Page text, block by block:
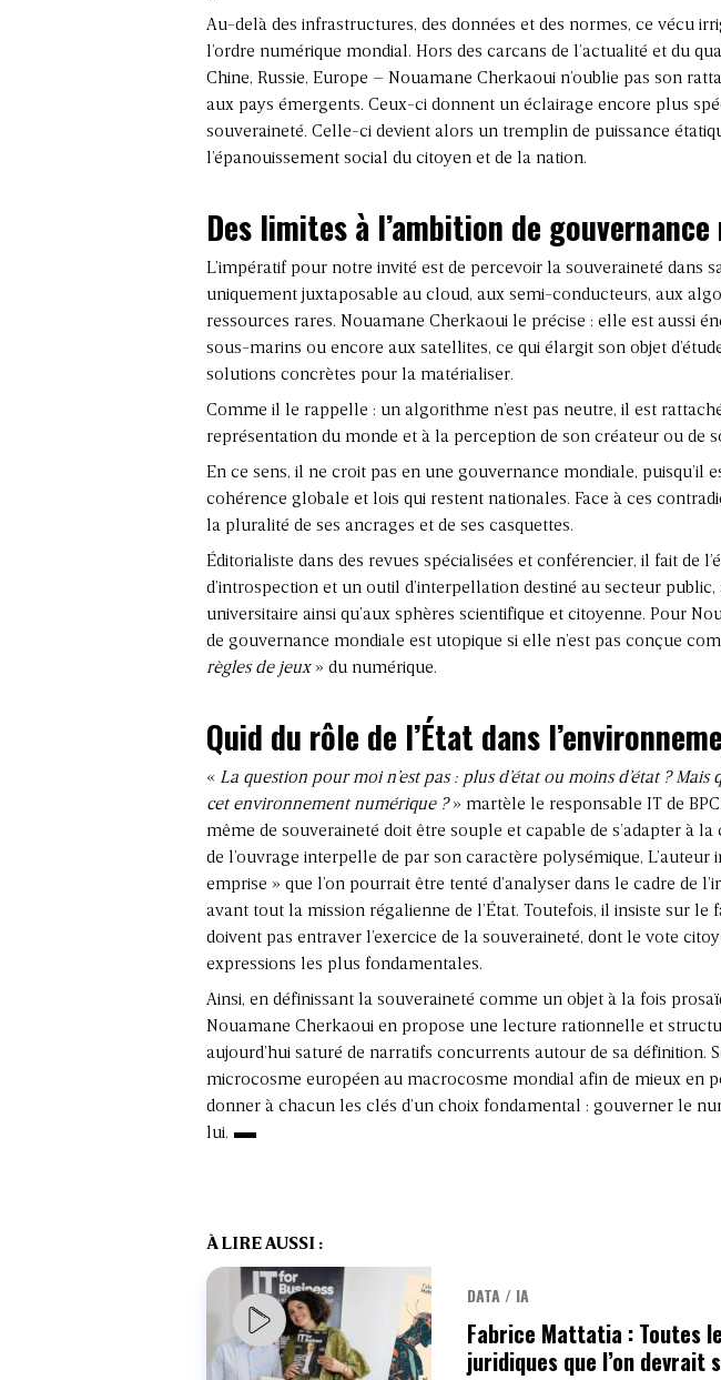
Au-delà des infrastructures, des données et des normes, ce vécu
l’ordre numérique mondial. Hors des carcans de l’actualité et du
Chine, Russie, Europe – Nouamane Cherkaoui n’oublie pas son
aux pays émergents. Ceux-ci donnent un éclairage encore plus
souveraineté. Celle-ci devient alors un tremplin de puissance
l’épanouissement social du citoyen et de la nation.
Des limites à l’ambition de
L’impératif pour notre invité est de percevoir la souveraineté dans
uniquement juxtaposable au cloud, aux semi-conducteurs, aux
ressources rares. Nouamane Cherkaoui le précise : elle est aussi
sous-marins ou encore aux satellites, ce qui élargit son objet
solutions concrètes pour la matérialiser.
Comme il le rappelle : un algorithme n’est pas neutre, il est
représentation du monde et à la perception de son créateur ou de
En ce sens, il ne croit pas en une gouvernance mondiale, puisqu’il
cohérence globale et lois qui restent nationales. Face à ces
la pluralité de ses ancrages et de ses casquettes.
Éditorialiste dans des revues spécialisées et conférencier, il fait de
d’introspection et un outil d’interpellation destiné au secteur
universitaire ainsi qu’aux sphères scientifique et citoyenne. Pour
de gouvernance mondiale est utopique si elle n’est pas conçue
règles de jeux» du numérique.
Quid du rôle de l’État dans
« La question pour moi n’est pas : plus d’état ou moins d’état ? Mais
cet environnement numérique ?» martèle le responsable IT de
même de souveraineté doit être souple et capable de s’adapter à
de l’ouvrage interpelle de par son caractère polysémique, L’auteur
emprise » que l’on pourrait être tenté d’analyser dans le cadre de
avant tout la mission régalienne de l’État. Toutefois, il insiste sur le
doivent pas entraver l’exercice de la souveraineté, dont le vote
expressions les plus fondamentales.
Ainsi, en définissant la souveraineté comme un objet à la fois
Nouamane Cherkaoui en propose une lecture rationnelle et
aujourd’hui saturé de narratifs concurrents autour de sa définition.
microcosme européen au macrocosme mondial afin de mieux en
donner à chacun les clés d’un choix fondamental : gouverner le
lui.
À LIRE AUSSI :
DATA / IA
Fabrice Mattatia : Toutes
juridiques que l’on devrait